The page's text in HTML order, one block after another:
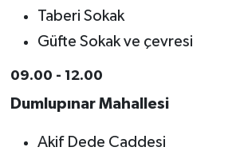
Taberi Sokak
Güfte Sokak ve çevresi
09.00 - 12.00
Dumlupınar Mahallesi
Akif Dede Caddesi